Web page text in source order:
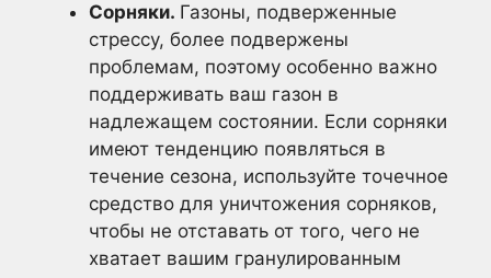
Сорняки. Газоны, подверженные
стрессу, более подвержены
проблемам, поэтому особенно важно
поддерживать ваш газон в
надлежащем состоянии. Если сорняки
имеют тенденцию появляться в
течение сезона, используйте точечное
средство для уничтожения сорняков,
чтобы не отставать от того, чего не
хватает вашим гранулированным